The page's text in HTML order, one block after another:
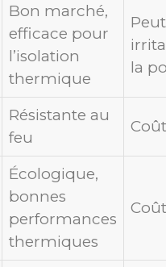
Bon marché,
efficace pour
l’isolation
thermique
la
Résistante au
feu
Écologique,
bonnes
performances
thermiques